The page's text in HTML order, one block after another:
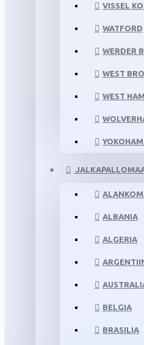
VISSEL
WATFORD
WERDER
WEST
WEST
ALBANIA
ALGERIA
BELGIA
BRASILIA